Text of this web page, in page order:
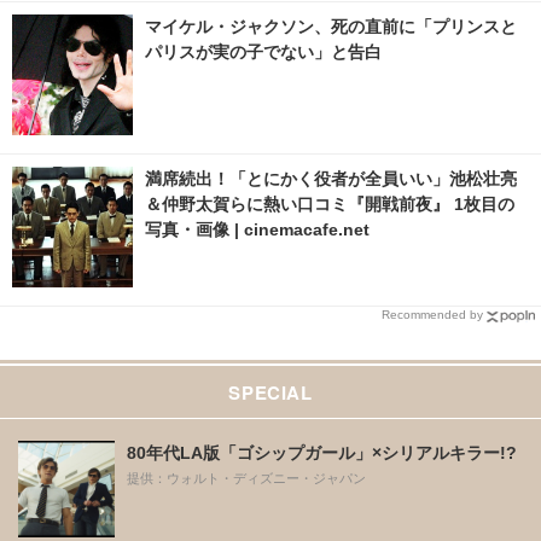
マイケル・ジャクソン、死の直前に「プリンスと
パリスが実の子でない」と告白
満席続出！「とにかく役者が全員いい」池松壮亮
＆仲野太賀らに熱い口コミ『開戦前夜』 1枚目の
写真・画像 | cinemacafe.net
Recommended by
SPECIAL
80年代LA版「ゴシップガール」×シリアルキラー!?
提供：ウォルト・ディズニー・ジャパン